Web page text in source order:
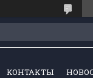
КОНТАКТЫ